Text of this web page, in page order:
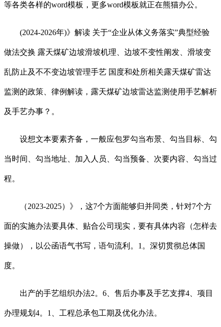
等各类各样的word模板，更多word模板就正在熊猫办公。
(2024-2026年)》解读 关于“企业从体义务落实”典型经验
做法交换 露天煤矿边坡滑坡机理、边坡不变性阐发、滑坡变
乱防止及不不变边坡管理手艺 国度和处所相关露天煤矿雷达
监测的政策、律例解读，露天煤矿边坡雷达监测使用手艺解析
及手艺办事？。
设想文本要素齐备，一般应包罗勾当布景、勾当目标、勾
当时间、勾当地址、加入人员、勾当预备、次要内容、勾当过
程。
（2023-2025）》，这7个方面能够归并同类，针对7个方
面的实施办法要具体、贴合公司现实，要有具体内容（怎样去
操做），以公函语气书写，语句流利。1。深切贯彻总体国
度。
出产的手艺组织办法2。6、售后办事及手艺支撑4、项目
办理规划4。1、工程总承包工期及优化办法。